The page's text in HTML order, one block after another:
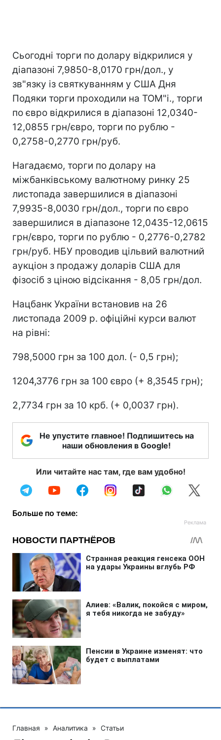
Сьогодні торги по долару відкрилися у
діапазоні 7,9850-8,0170 грн/дол., у
зв"язку із святкуванням у США Дня
Подяки торги проходили на ТОМ"і., торги
по євро відкрилися в діапазоні 12,0340-
12,0855 грн/євро, торги по рублю -
0,2758-0,2770 грн/руб.
Нагадаємо, торги по долару на
міжбанківському валютному ринку 25
листопада завершилися в діапазоні
7,9935-8,0030 грн/дол., торги по євро
завершилися в діапазоне 12,0435-12,0615
грн/євро, торги по рублю - 0,2776-0,2782
грн/руб. НБУ проводив цільвий валютний
аукціон з продажу доларів США для
фізосіб з ціною відсікання - 8,05 грн/дол.
Нацбанк України встановив на 26
листопада 2009 р. офіційні курси валют
на рівні:
798,5000 грн за 100 дол. (- 0,5 грн);
1204,3776 грн за 100 євро (+ 8,3545 грн);
2,7734 грн за 10 крб. (+ 0,0037 грн).
Не упустите главное! Подпишитесь на
наши обновления в Google!
Или читайте нас там, где вам удобно!
Больше по теме:
Главная » Аналитика » Статьи